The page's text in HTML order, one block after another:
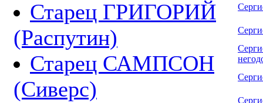
Старец ГРИГОРИЙ
(Распутин)
Старец САМПСОН
(Сиверс)